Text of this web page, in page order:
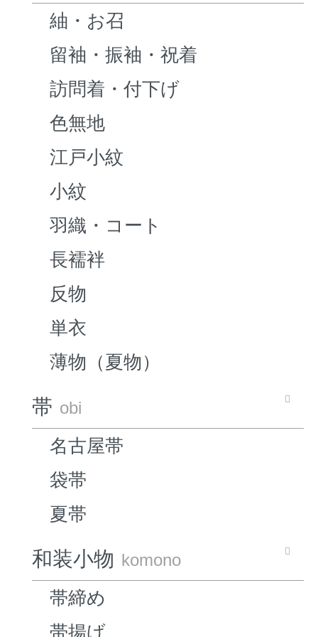
紬・お召
留袖・振袖・祝着
訪問着・付下げ
色無地
江戸小紋
小紋
羽織・コート
長襦袢
反物
単衣
薄物（夏物）
帯 obi
名古屋帯
袋帯
夏帯
和装小物 komono
帯締め
帯揚げ